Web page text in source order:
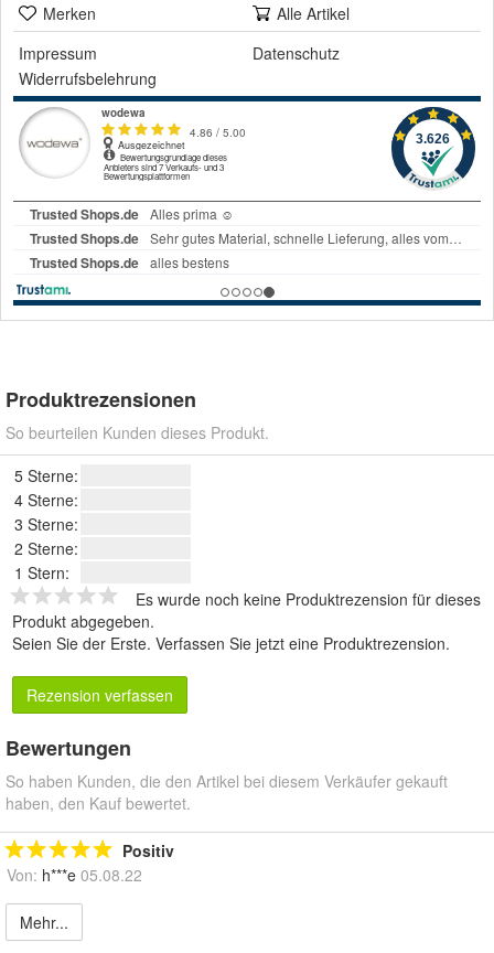
Merken
Alle Artikel
Impressum
Datenschutz
Widerrufsbelehrung
Produktrezensionen
So beurteilen Kunden dieses Produkt.
5 Sterne:
4 Sterne:
3 Sterne:
2 Sterne:
1 Stern:
Es wurde noch keine Produktrezension für dieses
Produkt abgegeben.
Seien Sie der Erste. Verfassen Sie jetzt eine Produktrezension.
Rezension verfassen
Bewertungen
So haben Kunden, die den Artikel bei diesem Verkäufer gekauft
haben, den Kauf bewertet.
Positiv
Von: h***e 05.08.22
Mehr...